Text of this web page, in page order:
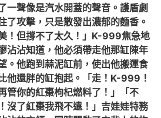
一聲像是汽水開蓋的聲音。護盾劇
了攻擊，只是散發出濃郁的麵香。
！但撐不了太久！」K-999焦急地
沾沾知道，他必須帶走他那缸陳年
。他跑到蒜泥缸前，使出他搬運食
他還胖的缸抱起。「走！K-999！
管你的紅棗枸杞燃料了！」「不
沒了紅棗我飛不遠！」吉娃娃特務